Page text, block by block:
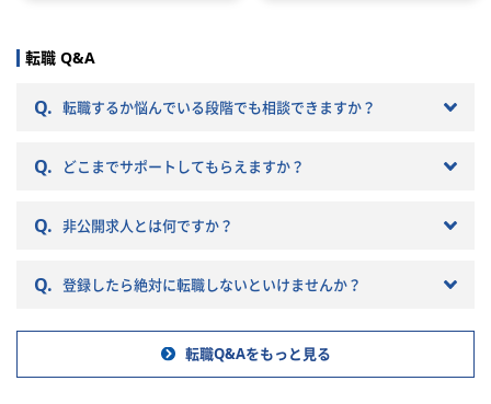
ャリアプランに応じて自分に合
った税理士法人を選ぶことが非
税理士法人を選ぶとこんな筈で
税理士法人の特徴や税理士法人
さい。
転職 Q&A
Q. 転職するか悩んでいる段階でも相談できますか？
Q. どこまでサポートしてもらえますか？
Q. 非公開求人とは何ですか？
Q. 登録したら絶対に転職しないといけませんか？
転職Q&Aをもっと見る